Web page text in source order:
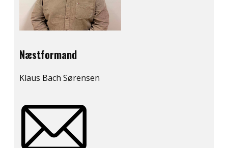
Næstformand
Klaus Bach Sørensen